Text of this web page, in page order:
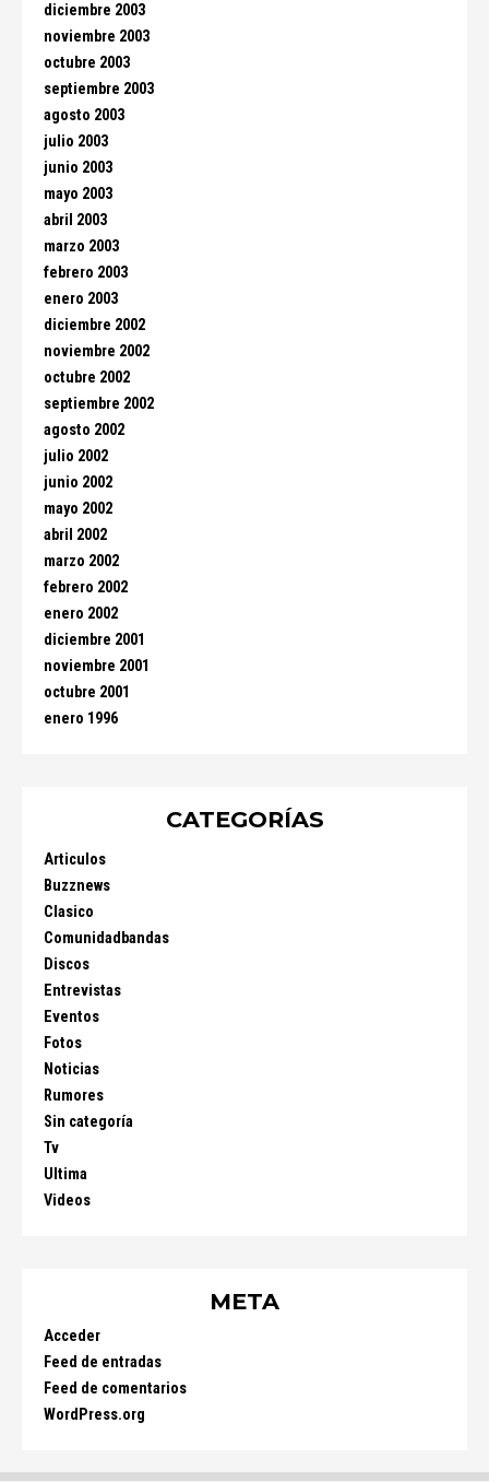
diciembre 2003
noviembre 2003
octubre 2003
septiembre 2003
agosto 2003
julio 2003
junio 2003
mayo 2003
abril 2003
marzo 2003
febrero 2003
enero 2003
diciembre 2002
noviembre 2002
octubre 2002
septiembre 2002
agosto 2002
julio 2002
junio 2002
mayo 2002
abril 2002
marzo 2002
febrero 2002
enero 2002
diciembre 2001
noviembre 2001
octubre 2001
enero 1996
CATEGORÍAS
Articulos
Buzznews
Clasico
Comunidadbandas
Discos
Entrevistas
Eventos
Fotos
Noticias
Rumores
Sin categoría
Tv
Ultima
Videos
META
Acceder
Feed de entradas
Feed de comentarios
WordPress.org